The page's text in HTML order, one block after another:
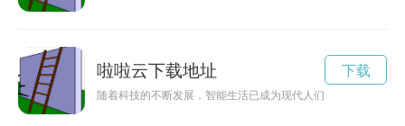
啦啦云下载地址
随着科技的不断发展，智能生活已成为现代人们的追求。啦啦
下载